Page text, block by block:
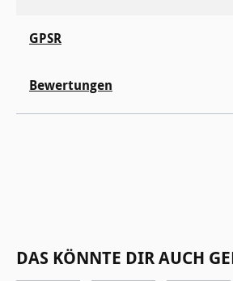
GPSR
Bewertungen
DAS KÖNNTE DIR AUCH